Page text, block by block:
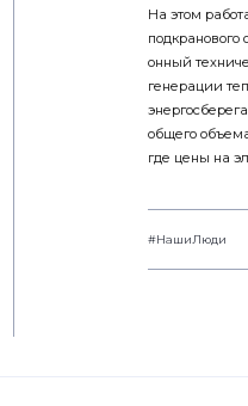
На этом
онный
генерации
общего
где цены на
#НашиЛюди